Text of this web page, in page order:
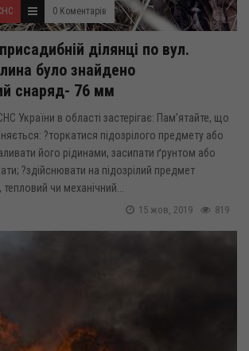
0 Коментарів
ділянці по вул.
було знайдено
снаряд- 76 мм
України в області застерігає: Пам’ятайте, що
?торкатися підозрілого предмету або
його рідинами, засипати ґрунтом або
?здійснювати на підозрілий предмет
чи механічний...
819
15 жов, 2019